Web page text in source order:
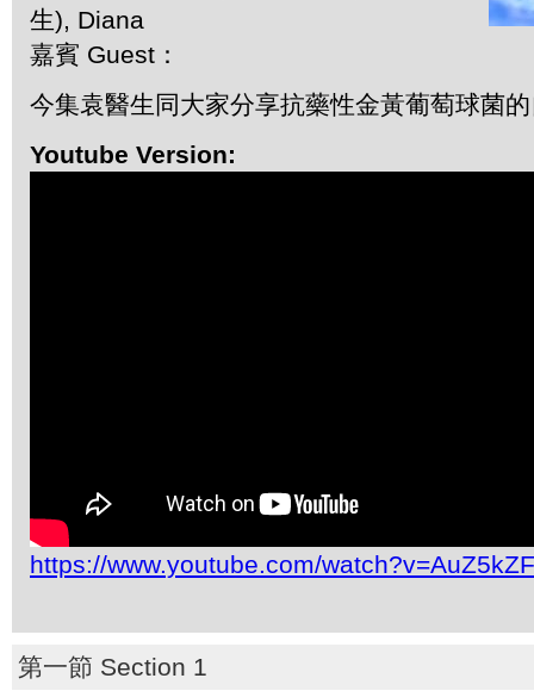
生), Diana
嘉賓 Guest：
今集袁醫生同大家分享抗藥性金黃葡萄球菌
Youtube Version:
https://www.youtube.com/
第一節 Section 1